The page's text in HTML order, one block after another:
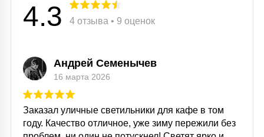
4.3 4 отзыва • 9 оценок
Андрей Семенычев
16 марта 2026
Заказал уличные светильники для кафе в том
году. Качество отличное, уже зиму пережили без